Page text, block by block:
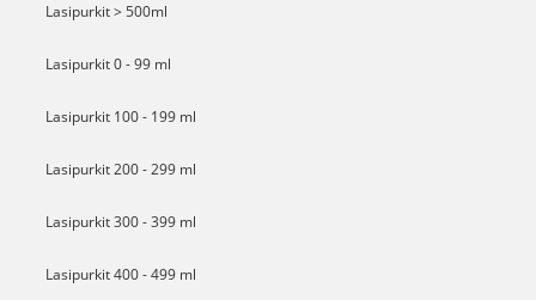
Lasipurkit > 500ml
Lasipurkit 0 - 99 ml
Lasipurkit 100 - 199 ml
Lasipurkit 200 - 299 ml
Lasipurkit 300 - 399 ml
Lasipurkit 400 - 499 ml